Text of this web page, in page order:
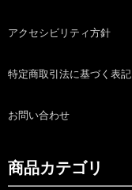
アクセシビリティ方針
特定商取引法に基づく表記
お問い合わせ
商品カテゴリ